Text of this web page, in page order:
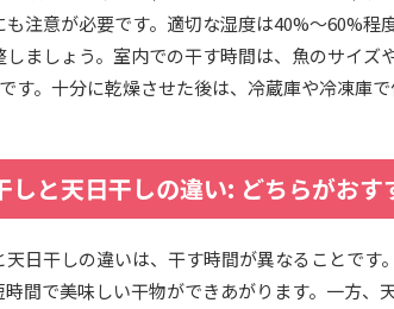
も注意が必要です。適切な湿度は40%～60%程
しましょう。室内での干す時間は、魚のサイズ
す。十分に乾燥させた後は、冷蔵庫や冷凍庫
しと天日干しの違い: どちらがおす
天日干しの違いは、干す時間が異なることです
時間で美味しい干物ができあがります。一方、